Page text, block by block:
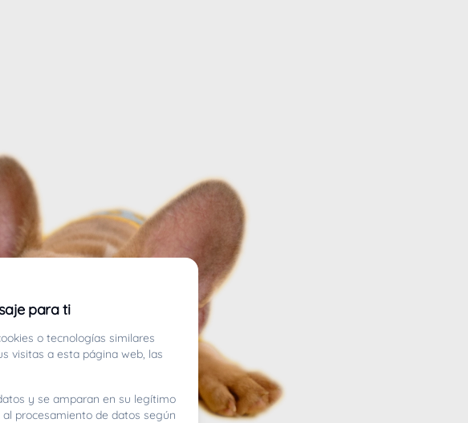
para ti
o tecnologías similares
visitas a esta página web, las
y se amparan en su legítimo
procesamiento de datos según